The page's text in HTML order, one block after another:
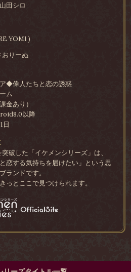
山田シロ
YOMI )
りーぬ
◆偉人たちと恋の誘惑
ム
金あり）
以降
日
破した「イケメンシリーズ」は、
恋する気持ちを届けたい」という思
ランドです。
っとここで見つけられます。